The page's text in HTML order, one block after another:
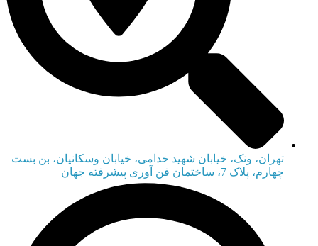
تهران، ونک، خیابان شهید خدامی، خیابان وسکانیان، بن بست
چهارم، پلاک 7، ساختمان فن آوری پیشرفته جهان